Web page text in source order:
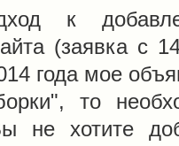
к
(заявка с
года мое
то
не хотите